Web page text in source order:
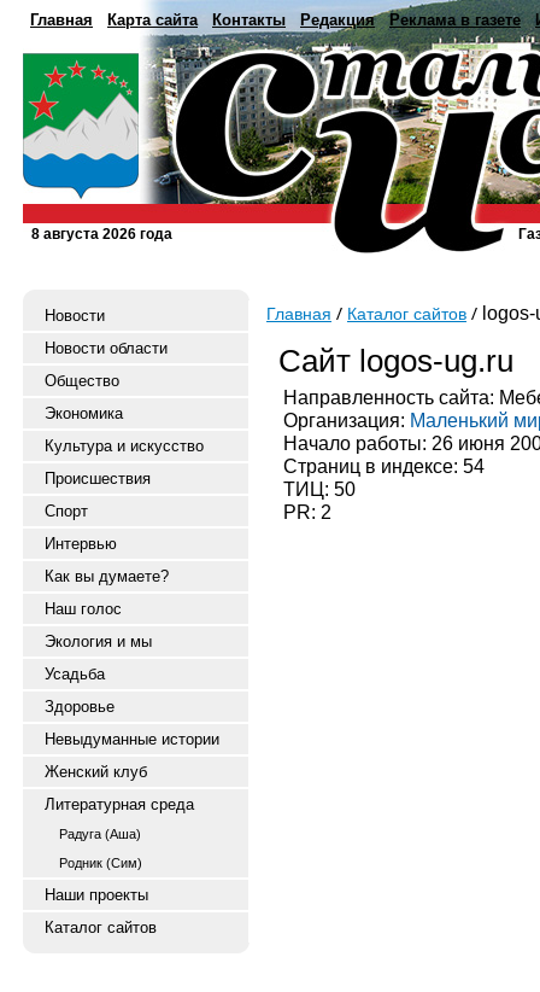
Главная Карта сайта Контакты Редакция Реклама в газете
8 августа 2026 года
Новости
Новости области
Общество
Экономика
Культура и искусство
Происшествия
Спорт
Интервью
Как вы думаете?
Наш голос
Экология и мы
Усадьба
Здоровье
Невыдуманные истории
Женский клуб
Литературная среда
Радуга (Аша)
Родник (Сим)
Наши проекты
Каталог сайтов
Главная Каталог сайтов logos-
Сайт logos-ug.ru
Направленность сайта:
Организация: Маленький
Начало работы: 26 июня
Страниц в индексе: 54
ТИЦ: 50
PR: 2